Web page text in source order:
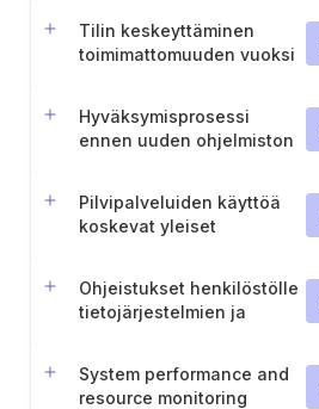
Tilin keskeyttäminen
toimimattomuuden vuoksi
Hyväksymisprosessi
ennen uuden ohjelmiston
Pilvipalveluiden käyttöä
koskevat yleiset
Ohjeistukset henkilöstölle
tietojärjestelmien ja
System performance and
resource monitoring